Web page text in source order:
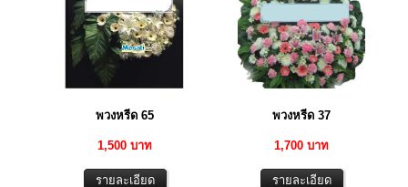
พวงหรีด 65
1,500 บาท
พวงหรีด 37
1,700 บาท